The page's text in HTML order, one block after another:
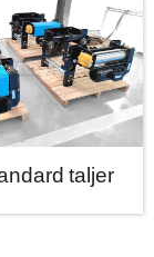
taljer